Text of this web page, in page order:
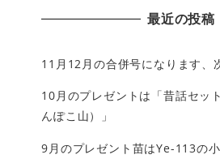
最近の投稿
11月12月の合併号になります、
10月のプレゼントは「昔話セッ
んぽこ山）」
9月のプレゼント苗はYe-113の